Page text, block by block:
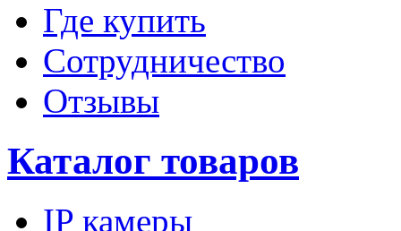
Где купить
Сотрудничество
Отзывы
Каталог товаров
IP камеры